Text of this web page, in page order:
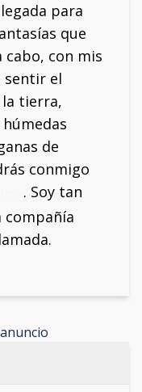
para
que
cabo, con mis
sentir el
la tierra,
de
conmigo
. Soy tan
compañía